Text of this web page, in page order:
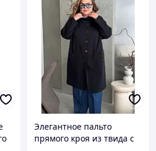
Элегантное пальто
прямого кроя из твида с